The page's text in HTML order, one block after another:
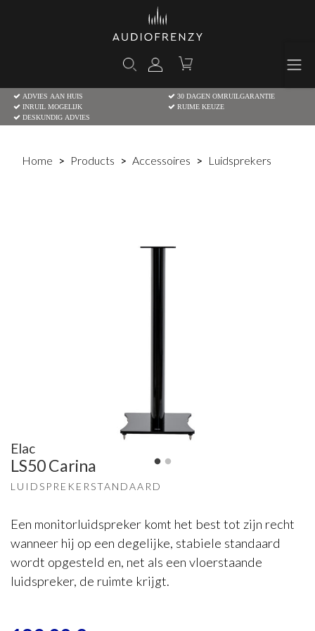
ADVIES AAN HUIS
30 DAGEN OMRUILGARANTIE
INRUIL MOGELIJK
RUIME KEUZE
DESKUNDIG ADVIES
Home Products Accessoires Luidsprekers
Elac
LS50 Carina
LUIDSPREKERSTANDAARD
Een monitorluidspreker komt het best tot zijn recht
wanneer hij op een degelijke, stabiele standaard
wordt opgesteld en, net als een vloerstaande
luidspreker, de ruimte krijgt.